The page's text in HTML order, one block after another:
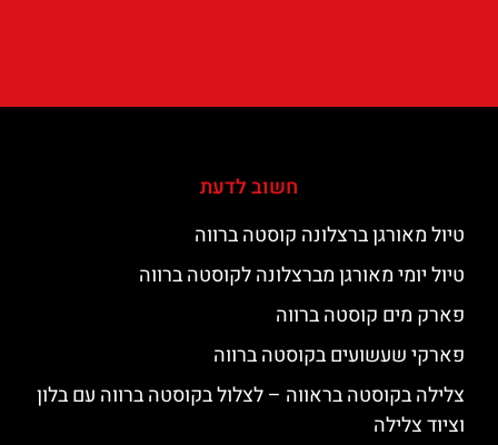
חשוב לדעת
טיול מאורגן ברצלונה קוסטה ברווה
טיול יומי מאורגן מברצלונה לקוסטה ברווה
פארק מים קוסטה ברווה
פארקי שעשועים בקוסטה ברווה
צלילה בקוסטה בראווה – לצלול בקוסטה ברווה עם בלון
וציוד צלילה